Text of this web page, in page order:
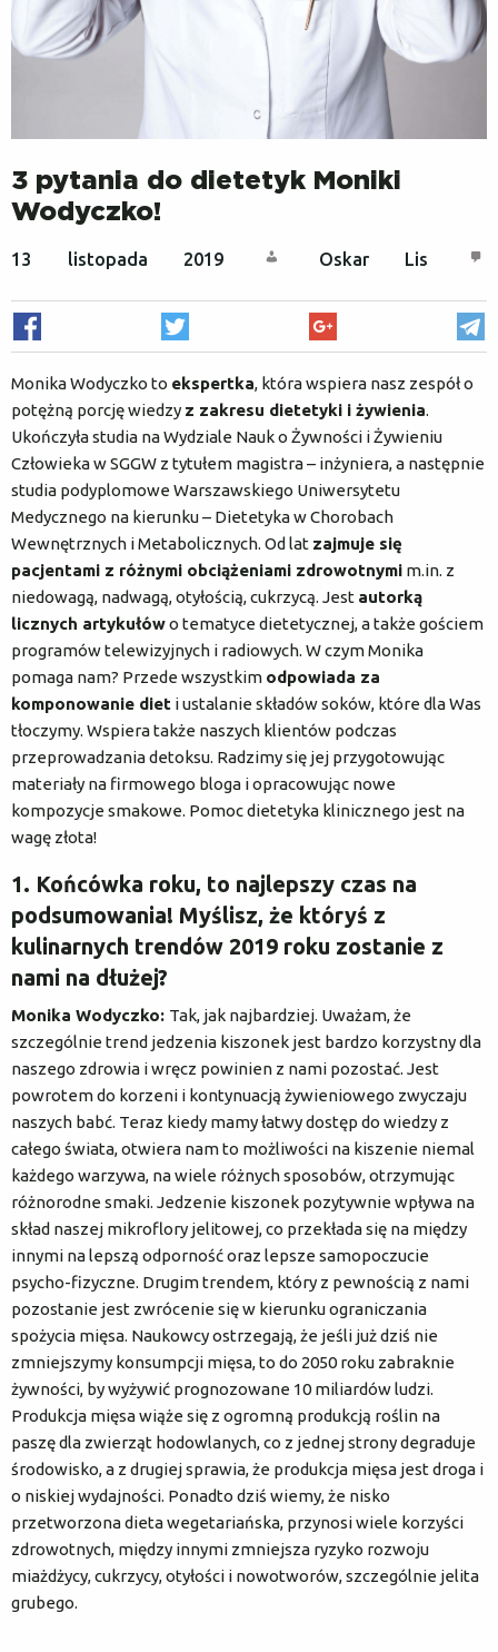
O nas
Czym jest dieta sokowa?
Metoda COLD PRESS
Najczęstsze pytania
Natura dla firm
Karty podarunkowe
Yoga Detox Camp
Rejestracja / logowanie
3 pytania do dietetyk Moniki
Wodyczko!
13 listopada 2019 Oskar Lis
Monika Wodyczko to ekspertka, która wspiera nasz zespół o
potężną porcję wiedzy z zakresu dietetyki i żywienia.
Ukończyła studia na Wydziale Nauk o Żywności i Żywieniu
Człowieka w SGGW z tytułem magistra – inżyniera, a następnie
studia podyplomowe Warszawskiego Uniwersytetu
Medycznego na kierunku – Dietetyka w Chorobach
Wewnętrznych i Metabolicznych. Od lat zajmuje się
pacjentami z różnymi obciążeniami zdrowotnymi m.in. z
niedowagą, nadwagą, otyłością, cukrzycą. Jest autorką
licznych artykułówo tematyce dietetycznej, a także gościem
programów telewizyjnych i radiowych. W czym Monika
pomaga nam? Przede wszystkim odpowiada za
komponowanie diet i ustalanie składów soków, które dla Was
tłoczymy. Wspiera także naszych klientów podczas
przeprowadzania detoksu. Radzimy się jej przygotowując
materiały na firmowego bloga i opracowując nowe
kompozycje smakowe. Pomoc dietetyka klinicznego jest na
wagę złota!
1. Końcówka roku, to najlepszy czas na
podsumowania! Myślisz, że któryś z
kulinarnych trendów 2019 roku zostanie z
nami na dłużej?
Monika Wodyczko: Tak, jak najbardziej. Uważam, że
szczególnie trend jedzenia kiszonek jest bardzo korzystny dla
naszego zdrowia i wręcz powinien z nami pozostać. Jest
powrotem do korzeni i kontynuacją żywieniowego zwyczaju
naszych babć. Teraz kiedy mamy łatwy dostęp do wiedzy z
całego świata, otwiera nam to możliwości na kiszenie niemal
każdego warzywa, na wiele różnych sposobów, otrzymując
różnorodne smaki. Jedzenie kiszonek pozytywnie wpływa na
skład naszej mikroflory jelitowej, co przekłada się na między
innymi na lepszą odporność oraz lepsze samopoczucie
psycho-fizyczne. Drugim trendem, który z pewnością z nami
pozostanie jest zwrócenie się w kierunku ograniczania
spożycia mięsa. Naukowcy ostrzegają, że jeśli już dziś nie
zmniejszymy konsumpcji mięsa, to do 2050 roku zabraknie
żywności, by wyżywić prognozowane 10 miliardów ludzi.
Produkcja mięsa wiąże się z ogromną produkcją roślin na
paszę dla zwierząt hodowlanych, co z jednej strony degraduje
środowisko, a z drugiej sprawia, że produkcja mięsa jest droga i
o niskiej wydajności. Ponadto dziś wiemy, że nisko
przetworzona dieta wegetariańska, przynosi wiele korzyści
zdrowotnych, między innymi zmniejsza ryzyko rozwoju
miażdżycy, cukrzycy, otyłości i nowotworów, szczególnie jelita
grubego.